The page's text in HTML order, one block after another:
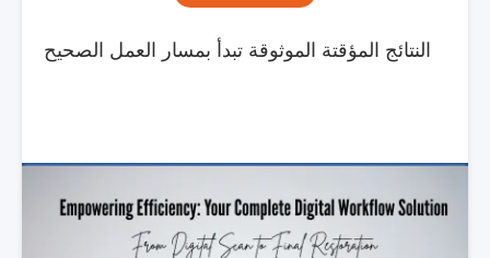
النتائج المؤقتة الموثوقة تبدأ بمسار العمل الصحيح